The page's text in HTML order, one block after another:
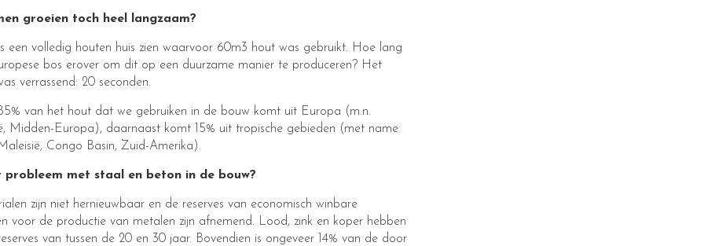
groeien toch heel langzaam?
een volledig houten huis zien waarvoor 60m3 hout was gebruikt. Hoe lang
bos erover om dit op een duurzame manier te produceren? Het
verrassend: 20 seconden.
van het hout dat we gebruiken in de bouw komt uit Europa (m.n.
Midden-Europa), daarnaast komt 15% uit tropische gebieden (met name
Congo Basin, Zuid-Amerika).
probleem met staal en beton in de bouw?
zijn niet hernieuwbaar en de reserves van economisch winbare
voor de productie van metalen zijn afnemend. Lood, zink en koper hebben
van tussen de 20 en 30 jaar. Bovendien is ongeveer 14% van de door